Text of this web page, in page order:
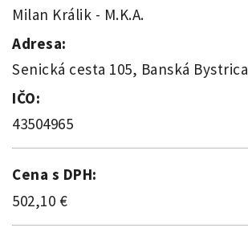
Milan Králik - M.K.A.
Adresa:
Senická cesta 105, Banská Bystrica
IČO:
43504965
Cena s DPH:
502,10 €